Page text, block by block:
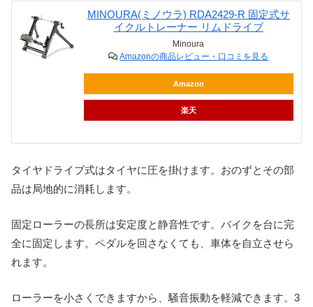
MINOURA(ミノウラ) RDA2429-R 固定式サ
イクルトレーナー リムドライブ
Minoura
Amazonの商品レビュー・口コミを見る
Amazon
楽天
タイヤドライブ式はタイヤに圧を掛けます。おのずとその部
品は局地的に消耗します。
固定ローラーの長所は安定度と静音性です。バイクを台に完
全に固定します。ペダルを回さなくても、車体を自立させら
れます。
ローラーを小さくできますから、騒音振動を軽減できます。3